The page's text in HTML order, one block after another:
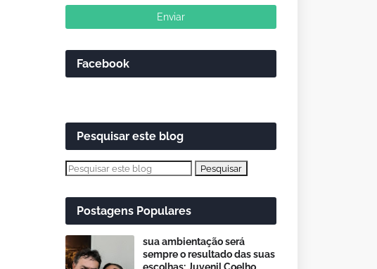
Facebook
Pesquisar este blog
Postagens Populares
sua ambientação será
sempre o resultado das suas